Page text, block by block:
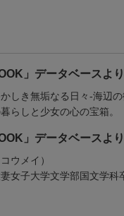
」データベースより
しき無垢なる日々-海辺
らしと少女の心の宝箱。
」データベースより
ウメイ）
女子大学文学部国文学科